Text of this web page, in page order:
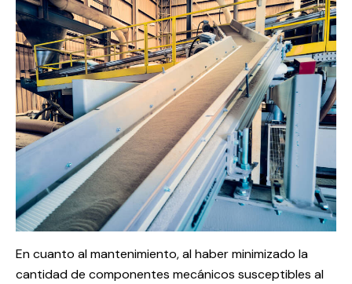
En cuanto al mantenimiento, al haber minimizado la
cantidad de componentes mecánicos susceptibles al